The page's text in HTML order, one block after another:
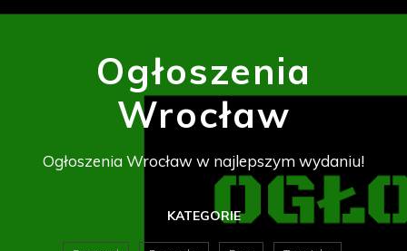
Ogłoszenia
Wrocław
Ogłoszenia Wrocław w najlepszym wydaniu!
KATEGORIE